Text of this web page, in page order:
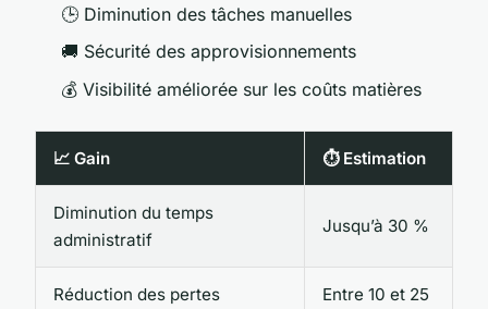
🕒 Diminution des tâches manuelles
🚚 Sécurité des approvisionnements
💰 Visibilité améliorée sur les coûts matières
📈 Gain ⏱️ Estimation
Diminution du temps
administratif
Jusqu’à 30 %
Réduction des pertes
Entre 10 et 25